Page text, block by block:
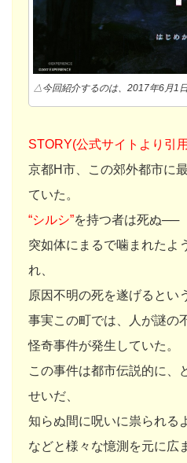
△今回紹介するのは、2017年6月1
STORY(公式サイトより引
京都H市、この郊外都市に
ていた。
“シルシ”を持つ者は死ぬ──
突如体にまるで噛まれたよ
れ、
原因不明の死を遂げるとい
事実この町では、人が謎の
怪奇事件が発生していた。
この事件は都市伝説的に、
せいだ、
知らぬ間に呪いに祟られる
などと様々な憶測を元に広